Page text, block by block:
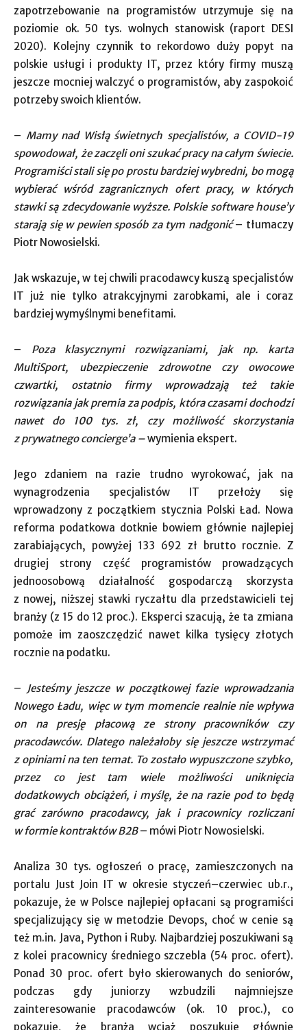
zapotrzebowanie na programistów utrzymuje się na
poziomie ok. 50 tys. wolnych stanowisk (raport DESI
2020). Kolejny czynnik to rekordowo duży popyt na
polskie usługi i produkty IT, przez który firmy muszą
jeszcze mocniej walczyć o programistów, aby zaspokoić
potrzeby swoich klientów.
– Mamy nad Wisłą świetnych specjalistów, a COVID-19
spowodował, że zaczęli oni szukać pracy na całym świecie.
Programiści stali się po prostu bardziej wybredni, bo mogą
wybierać wśród zagranicznych ofert pracy, w których
stawki są zdecydowanie wyższe. Polskie software house’y
starają się w pewien sposób za tym nadgonić– tłumaczy
Piotr Nowosielski.
Jak wskazuje, w tej chwili pracodawcy kuszą specjalistów
IT już nie tylko atrakcyjnymi zarobkami, ale i coraz
bardziej wymyślnymi benefitami.
– Poza klasycznymi rozwiązaniami, jak np. karta
MultiSport, ubezpieczenie zdrowotne czy owocowe
czwartki, ostatnio firmy wprowadzają też takie
rozwiązania jak premia za podpis, która czasami dochodzi
nawet do 100 tys. zł, czy możliwość skorzystania
z prywatnego concierge’a –wymienia ekspert.
Jego zdaniem na razie trudno wyrokować, jak na
wynagrodzenia specjalistów IT przełoży się
wprowadzony z początkiem stycznia Polski Ład. Nowa
reforma podatkowa dotknie bowiem głównie najlepiej
zarabiających, powyżej 133 692 zł brutto rocznie. Z
drugiej strony część programistów prowadzących
jednoosobową działalność gospodarczą skorzysta
z nowej, niższej stawki ryczałtu dla przedstawicieli tej
branży (z 15 do 12 proc.). Eksperci szacują, że ta zmiana
pomoże im zaoszczędzić nawet kilka tysięcy złotych
rocznie na podatku.
– Jesteśmy jeszcze w początkowej fazie wprowadzania
Nowego Ładu, więc w tym momencie realnie nie wpływa
on na presję płacową ze strony pracowników czy
pracodawców. Dlatego należałoby się jeszcze wstrzymać
z opiniami na ten temat. To zostało wypuszczone szybko,
przez co jest tam wiele możliwości uniknięcia
dodatkowych obciążeń, i myślę, że na razie pod to będą
grać zarówno pracodawcy, jak i pracownicy rozliczani
w formie kontraktów B2B– mówi Piotr Nowosielski.
Analiza 30 tys. ogłoszeń o pracę, zamieszczonych na
portalu Just Join IT w okresie styczeń–czerwiec ub.r.,
pokazuje, że w Polsce najlepiej opłacani są programiści
specjalizujący się w metodzie Devops, choć w cenie są
też m.in. Java, Python i Ruby. Najbardziej poszukiwani są
z kolei pracownicy średniego szczebla (54 proc. ofert).
Ponad 30 proc. ofert było skierowanych do seniorów,
podczas gdy juniorzy wzbudzili najmniejsze
zainteresowanie pracodawców (ok. 10 proc.), co
pokazuje, że branża wciąż poszukuje głównie